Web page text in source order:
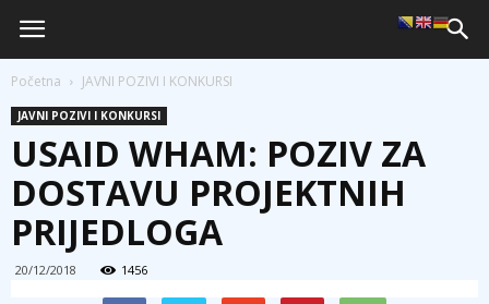
Početna JAVNI POZIVI I KONKURSI
JAVNI POZIVI I KONKURSI
USAID WHAM: POZIV ZA
DOSTAVU PROJEKTNIH
PRIJEDLOGA
20/12/2018 1456